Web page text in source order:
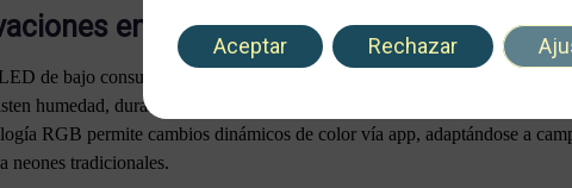
en Iluminación LED Sostenible
de bajo consumo (menos de 10W/m²) en rótulos impresos amplifica
humedad, durando 50.000 horas.
RGB permite cambios dinámicos de color vía app, adaptándose a
neones tradicionales.
Aceptar Rechazar